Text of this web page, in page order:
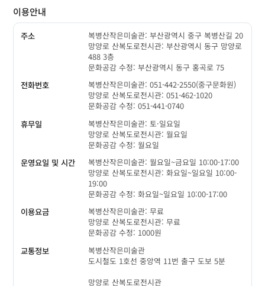
이용안내
주소
복병산작은미술관: 부산광역시 중구 복병산길 20
망양로 산복도로전시관: 부산광역시 동구 망양로
488 3층
문화공감 수정: 부산광역시 동구 홍곡로 75
전화번호
복병산작은미술관: 051-442-2550(중구문화원)
망양로 산복도로전시관: 051-462-1020
문화공감 수정: 051-441-0740
휴무일
복병산작은미술관: 토·일요일
망양로 산복도로전시관: 월요일
문화공감 수정: 월요일
운영요일 및 시간
복병산작은미술관: 월요일~금요일 10:00-17:00
망양로 산복도로전시관: 화요일~일요일 10:00-
19:00
문화공감 수정: 화요일~일요일 10:00-17:00
이용요금
복병산작은미술관: 무료
망양로 산복도로전시관: 무료
문화공감 수정: 1000원
교통정보
복병산작은미술관
도시철도 1호선 중앙역 11번 출구 도보 5분
망양로 산복도로전시관